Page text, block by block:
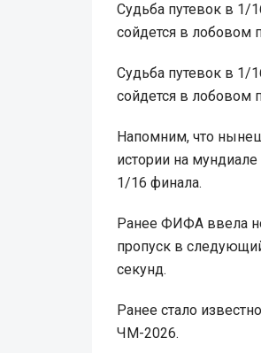
Судьба путевок в 1/
сойдется в лобовом
Судьба путевок в 1/
сойдется в лобовом
Напомним, что
истории на
1/16 финала.
Ранее ФИФА ввела
пропуск в
секунд.
Ранее стало
ЧМ-2026.